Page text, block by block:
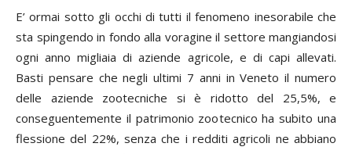
E’ ormai sotto gli occhi di tutti il fenomeno inesorabile che
sta spingendo in fondo alla voragine il settore mangiandosi
ogni anno migliaia di aziende agricole, e di capi allevati.
Basti pensare che negli ultimi 7 anni in Veneto il numero
delle aziende zootecniche si è ridotto del 25,5%, e
conseguentemente il patrimonio zootecnico ha subito una
flessione del 22%, senza che i redditi agricoli ne abbiano